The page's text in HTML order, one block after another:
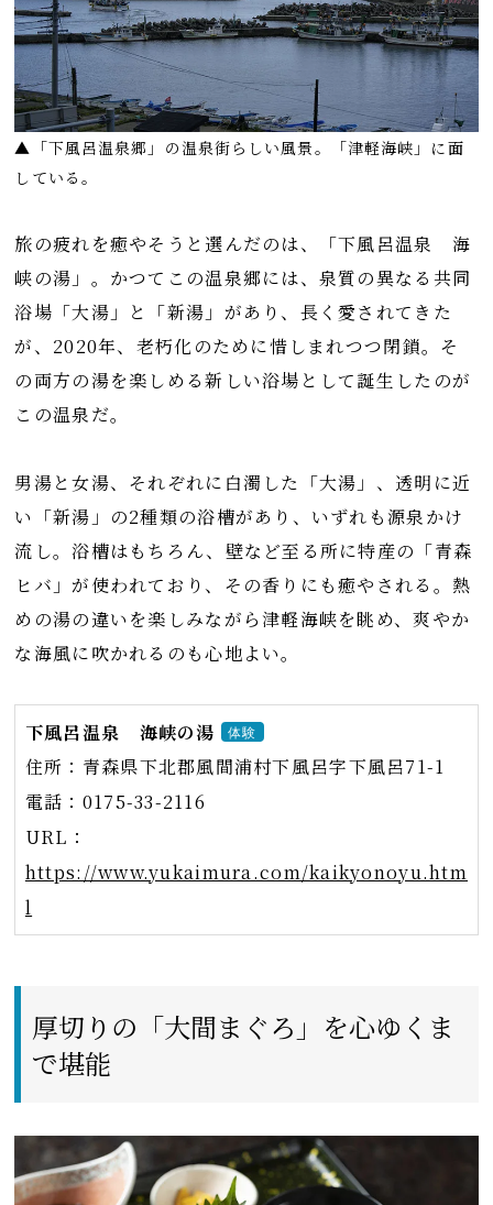
▲「下風呂温泉郷」の温泉街らしい風景。「津軽海峡」に面
している。
旅の疲れを癒やそうと選んだのは、「下風呂温泉 海
峡の湯」。かつてこの温泉郷には、泉質の異なる共同
浴場「大湯」と「新湯」があり、長く愛されてきた
が、2020年、老朽化のために惜しまれつつ閉鎖。そ
の両方の湯を楽しめる新しい浴場として誕生したのが
この温泉だ。
男湯と女湯、それぞれに白濁した「大湯」、透明に近
い「新湯」の2種類の浴槽があり、いずれも源泉かけ
流し。浴槽はもちろん、壁など至る所に特産の「青森
ヒバ」が使われており、その香りにも癒やされる。熱
めの湯の違いを楽しみながら津軽海峡を眺め、爽やか
な海風に吹かれるのも心地よい。
下風呂温泉 海峡の湯 体験
住所：青森県下北郡風間浦村下風呂字下風呂71-1
電話：0175-33-2116
URL：
https://www.yukaimura.com/kaikyonoyu.htm
l
厚切りの「大間まぐろ」を心ゆくま
で堪能